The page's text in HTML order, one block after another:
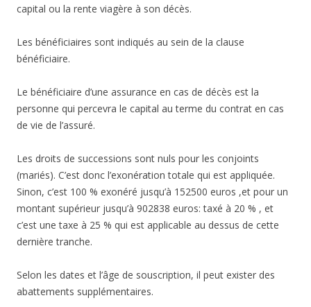
capital ou la rente viagère à son décès.
Les bénéficiaires sont indiqués au sein de la clause
bénéficiaire.
Le bénéficiaire d’une assurance en cas de décès est la
personne qui percevra le capital au terme du contrat en cas
de vie de l’assuré.
Les droits de successions sont nuls pour les conjoints
(mariés). C’est donc l’exonération totale qui est appliquée.
Sinon, c’est 100 % exonéré jusqu’à 152500 euros ,et pour un
montant supérieur jusqu’à 902838 euros: taxé à 20 % , et
c’est une taxe à 25 % qui est applicable au dessus de cette
dernière tranche.
Selon les dates et l’âge de souscription, il peut exister des
abattements supplémentaires.